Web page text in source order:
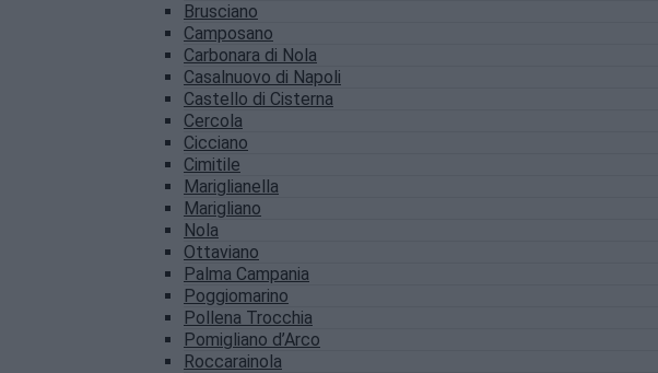
Brusciano
Camposano
Carbonara di Nola
Casalnuovo di Napoli
Castello di Cisterna
Cercola
Cicciano
Cimitile
Mariglianella
Marigliano
Nola
Ottaviano
Palma Campania
Poggiomarino
Pollena Trocchia
Pomigliano d’Arco
Roccarainola